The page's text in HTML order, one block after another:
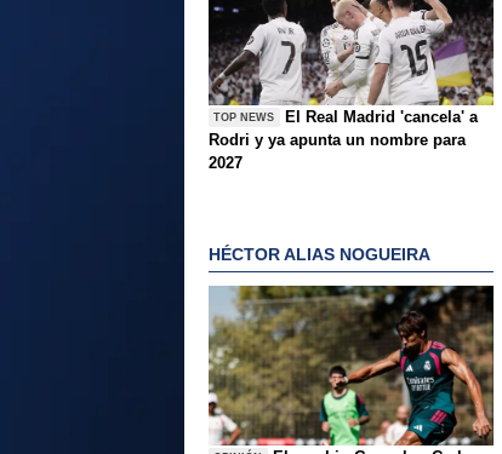
TOP NEWS
El Real Madrid 'cancela' a
Rodri y ya apunta un nombre para
2027
HÉCTOR ALIAS NOGUEIRA